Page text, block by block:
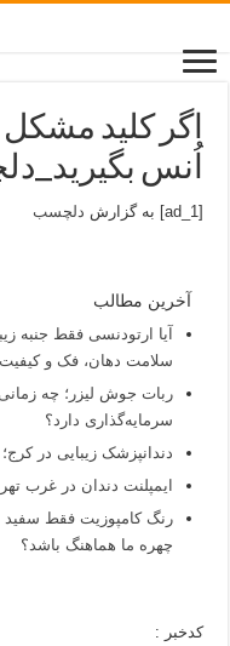
اگر کلید مشکل
اُنس
[ad_1] به گزارش دلچسب
آخرین مطالب
آیا ارتودنسی فقط جنبه
سلامت دهان، فک و
ربات جوش لیزر؛ چه
سرمایه‌گذاری دارد؟
دندانپزشک زیبایی در
ایمپلنت دندان در غرب
رنگ کامپوزیت فقط سفید
چهره ما هماهنگ باشد؟
کدخبر :